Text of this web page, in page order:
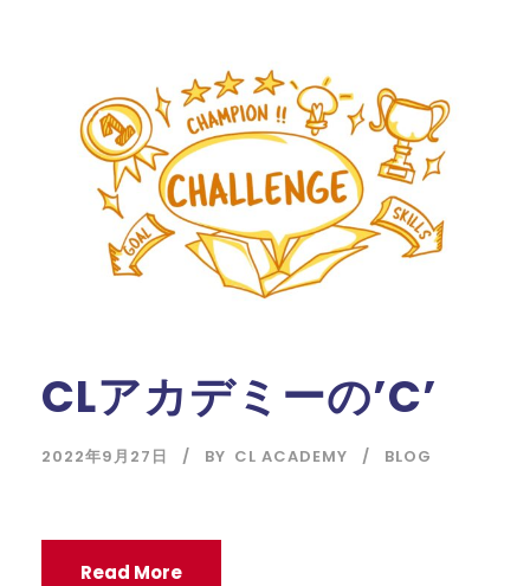
CLアカデミーの’C’
2022年9月27日 BY CL ACADEMY BLOG
Read More